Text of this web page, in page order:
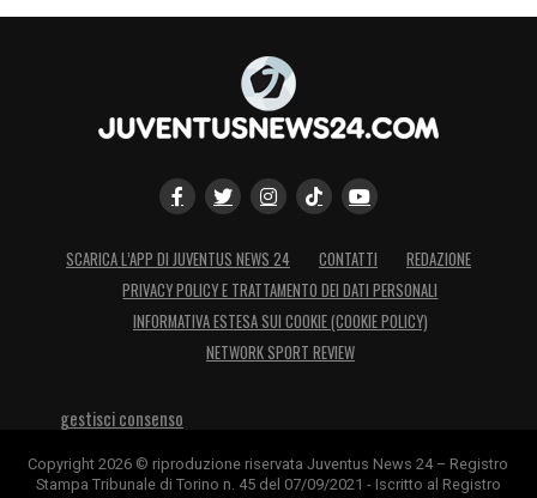
SCARICA L’APP DI JUVENTUS NEWS 24 CONTATTI
REDAZIONE
PRIVACY POLICY E TRATTAMENTO DEI DATI PERSONALI
INFORMATIVA ESTESA SUI COOKIE (COOKIE POLICY)
NETWORK SPORT REVIEW
gestisci consenso
Copyright 2026 © riproduzione riservata Juventus News 24 – Registro
Stampa Tribunale di Torino n. 45 del 07/09/2021 - Iscritto al Registro